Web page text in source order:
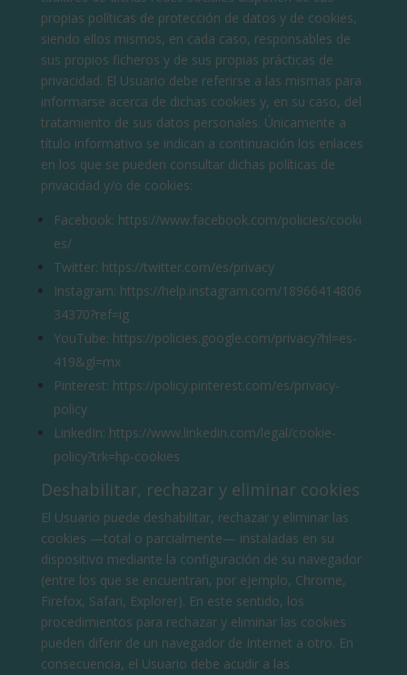
propias políticas de protección de datos y de cookies,
siendo ellos mismos, en cada caso, responsables de
sus propios ficheros y de sus propias prácticas de
privacidad. El Usuario debe referirse a las mismas para
informarse acerca de dichas cookies y, en su caso, del
tratamiento de sus datos personales. Únicamente a
título informativo se indican a continuación los enlaces
en los que se pueden consultar dichas políticas de
privacidad y/o de cookies:
Facebook: https://www.facebook.com/policies/cooki
es/
Twitter: https://twitter.com/es/privacy
Instagram: https://help.instagram.com/18966414806
34370?ref=ig
YouTube: https://policies.google.com/privacy?hl=es-
419&gl=mx
Pinterest: https://policy.pinterest.com/es/privacy-
policy
LinkedIn: https://www.linkedin.com/legal/cookie-
policy?trk=hp-cookies
Deshabilitar, rechazar y eliminar cookies
El Usuario puede deshabilitar, rechazar y eliminar las
cookies —total o parcialmente— instaladas en su
dispositivo mediante la configuración de su navegador
(entre los que se encuentran, por ejemplo, Chrome,
Firefox, Safari, Explorer). En este sentido, los
procedimientos para rechazar y eliminar las cookies
pueden diferir de un navegador de Internet a otro. En
consecuencia, el Usuario debe acudir a las